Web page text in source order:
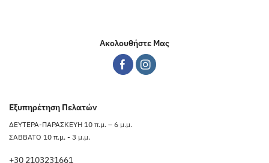
Ακολουθήστε Μας
Εξυπηρέτηση Πελατών
ΔΕΥΤΕΡΑ-ΠΑΡΑΣΚΕΥΗ 10 π.μ. – 6 μ.μ.
ΣΑΒΒΑΤΟ 10 π.μ. - 3 μ.μ.
+30 2103231661